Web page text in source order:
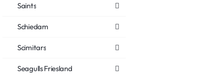
Saints
Schiedam
Scimitars
Seagulls Friesland